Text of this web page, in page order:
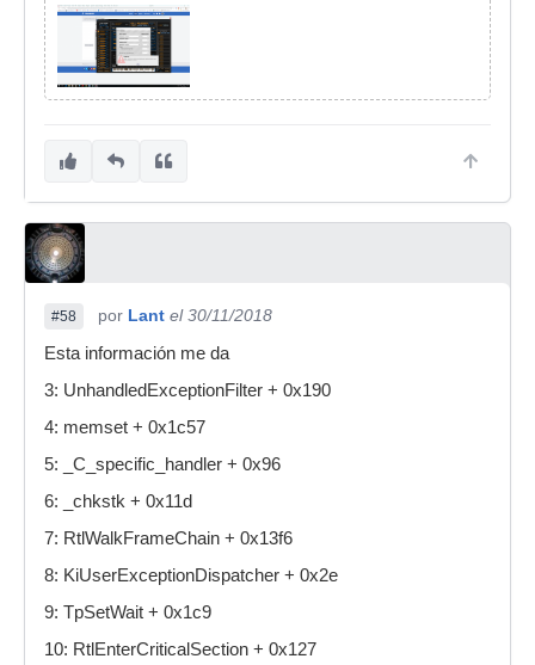
#58 por Lant el 30/11/2018
Esta información me da
3: UnhandledExceptionFilter + 0x190
4: memset + 0x1c57
5: _C_specific_handler + 0x96
6: _chkstk + 0x11d
7: RtlWalkFrameChain + 0x13f6
8: KiUserExceptionDispatcher + 0x2e
9: TpSetWait + 0x1c9
10: RtlEnterCriticalSection + 0x127